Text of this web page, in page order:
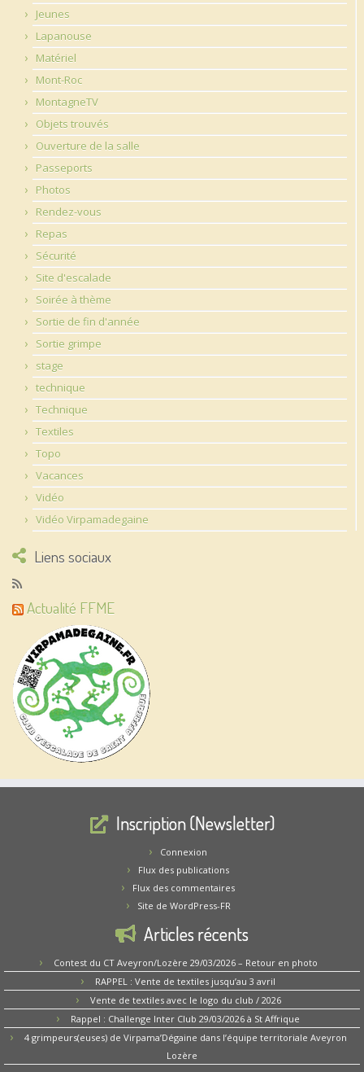
Jeunes
Lapanouse
Matériel
Mont-Roc
MontagneTV
Objets trouvés
Ouverture de la salle
Passeports
Photos
Rendez-vous
Repas
Sécurité
Site d'escalade
Soirée à thème
Sortie de fin d'année
Sortie grimpe
stage
technique
Technique
Textiles
Topo
Vacances
Vidéo
Vidéo Virpamadegaine
Liens sociaux
Actualité FFME
Inscription (Newsletter)
Connexion
Flux des publications
Flux des commentaires
Site de WordPress-FR
Articles récents
Contest du CT Aveyron/Lozère 29/03/2026 – Retour en photo
RAPPEL : Vente de textiles jusqu’au 3 avril
Vente de textiles avec le logo du club / 2026
Rappel : Challenge Inter Club 29/03/2026 à St Affrique
4 grimpeurs(euses) de Virpama’Dégaine dans l’équipe territoriale Aveyron
Lozère